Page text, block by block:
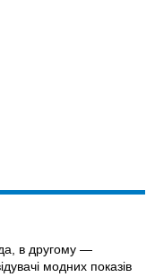
в другому —
модних показів